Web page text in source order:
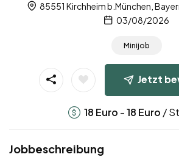
85551 Kirchheim b.München,
03/08/2026
Minijob
Jetzt
18 Euro -18 Euro /
Jobbeschreibung